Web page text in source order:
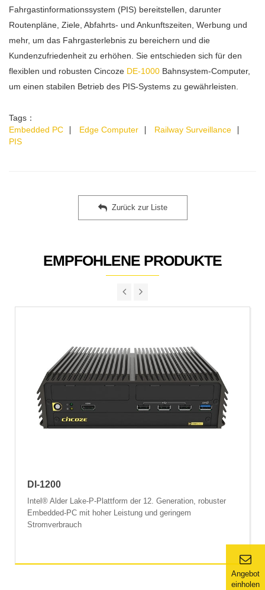
Angebot
einholen
Fahrgastinformationssystem (PIS) bereitstellen, darunter
Routenpläne, Ziele, Abfahrts- und Ankunftszeiten, Werbung und
mehr, um das Fahrgasterlebnis zu bereichern und die
Kundenzufriedenheit zu erhöhen. Sie entschieden sich für den
flexiblen und robusten Cincoze DE-1000 Bahnsystem-Computer,
um einen stabilen Betrieb des PIS-Systems zu gewährleisten.
Tags：
Embedded PC ∣ Edge Computer ∣ Railway Surveillance ∣
PIS
Zurück zur Liste
EMPFOHLENE PRODUKTE
DI-1200
Intel® Alder Lake-P-Plattform der 12. Generation, robuster
Embedded-PC mit hoher Leistung und geringem
Stromverbrauch